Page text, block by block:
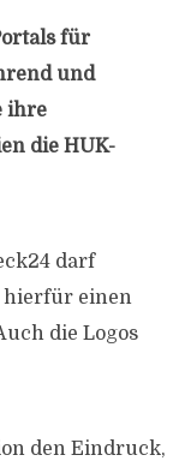
für
und
ihre
die HUK-
darf
hierfür einen
die Logos
den Eindruck,